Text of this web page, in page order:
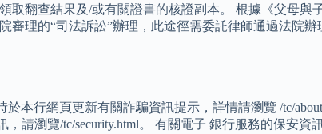
翻查結果及/或有關證書的核證副本。 根據《父母與
審理的“司法訴訟”辦理，此途徑需委託律師通過法院
本行網頁更新有關詐騙資訊提示，詳情請瀏覽 /tc/
請瀏覽/tc/security.html。 有關電子 銀行服務的保安資訊